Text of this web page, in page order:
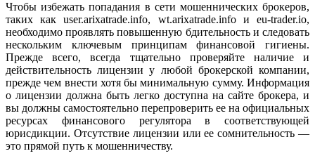
Чтобы избежать попадания в сети мошеннических брокеров,
таких как user.arixatrade.info, wt.arixatrade.info и eu-trader.io,
необходимо проявлять повышенную бдительность и следовать
нескольким ключевым принципам финансовой гигиены.
Прежде всего, всегда тщательно проверяйте наличие и
действительность лицензии у любой брокерской компании,
прежде чем внести хотя бы минимальную сумму. Информация
о лицензии должна быть легко доступна на сайте брокера, и
вы должны самостоятельно перепроверить ее на официальных
ресурсах финансового регулятора в соответствующей
юрисдикции. Отсутствие лицензии или ее сомнительность —
это прямой путь к мошенничеству.